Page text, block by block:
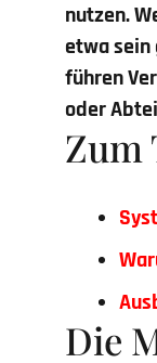
nutzen.
etwa sein
führen
oder
Zum
Die